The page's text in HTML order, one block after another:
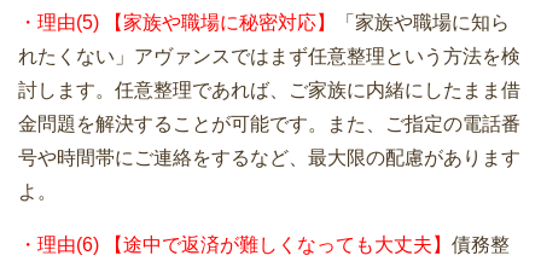
・理由(5) 【家族や職場に秘密対応】
「家族や職場に知ら
れたくない」アヴァンスではまず任意整理という方法を検
討します。任意整理であれば、ご家族に内緒にしたまま借
金問題を解決することが可能です。また、ご指定の電話番
号や時間帯にご連絡をするなど、最大限の配慮があります
よ。
・理由(6) 【途中で返済が難しくなっても大丈夫】 債務整